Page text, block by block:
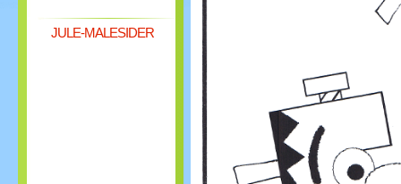
JULE-MALESIDER